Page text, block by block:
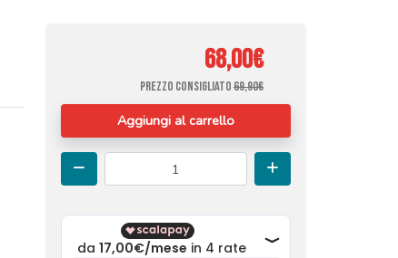
68,00€
PREZZO CONSIGLIATO69,90€
Aggiungi al carrello